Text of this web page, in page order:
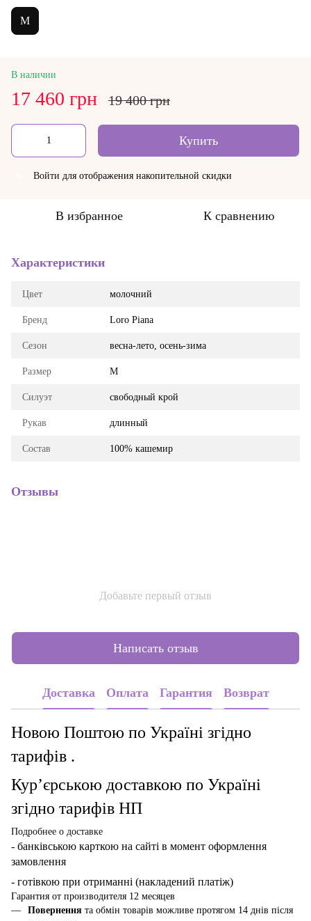
M
В наличии
17 460 грн 19 400 грн
Купить
Войти для отображения накопительной скидки
В избранное К сравнению
Характеристики
Цвет молочний
Бренд Loro Piana
Сезон весна-лето, осень-зима
Размер M
Силуэт свободный крой
Рукав длинный
Состав 100% кашемир
Отзывы
Добавьте первый отзыв
Написать отзыв
Доставка Оплата Гарантия Возврат
Новою Поштою по Україні згідно
тарифів .
Кур’єрською доставкою по Україні
згідно тарифів НП
Подробнее о доставке
- банківською карткою на сайті в момент оформлення
замовлення
- готівкою при отриманні (накладений платіж)
Гарантия от производителя 12 месяцев
Повернення та обмін товарів можливе протягом 14 днів після